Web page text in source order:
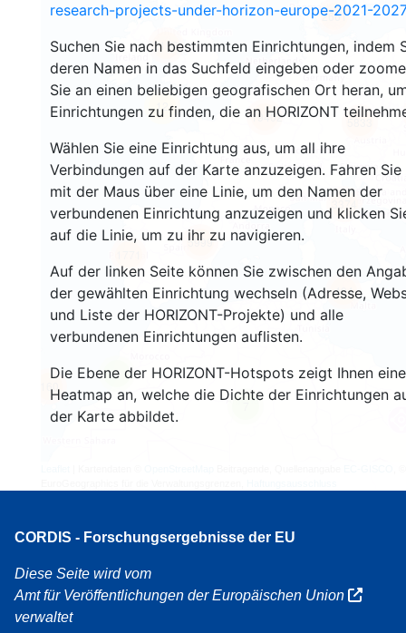
research-projects-under-horizon-europe-2021-2027
Suchen Sie nach bestimmten Einrichtungen, indem
deren Namen in das Suchfeld eingeben oder
Sie an einen beliebigen geografischen Ort heran,
Einrichtungen zu finden, die an HORIZONT
Wählen Sie eine Einrichtung aus, um all ihre
Verbindungen auf der Karte anzuzeigen. Fahren Sie
mit der Maus über eine Linie, um den Namen der
verbundenen Einrichtung anzuzeigen und klicken
auf die Linie, um zu ihr zu navigieren.
Auf der linken Seite können Sie zwischen den
der gewählten Einrichtung wechseln (Adresse,
und Liste der HORIZONT-Projekte) und alle
verbundenen Einrichtungen auflisten.
Die Ebene der HORIZONT-Hotspots zeigt Ihnen eine
Heatmap an, welche die Dichte der Einrichtungen
der Karte abbildet.
4
160
12
2198
2661
5833
484
19402
5999
CORDIS - Forschungsergebnisse der EU
Diese Seite wird vom
Amt für Veröffentlichungen der Europäischen Union
verwaltet